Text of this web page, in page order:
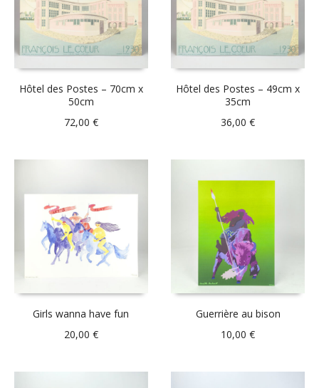
Hôtel des Postes – 70cm x
50cm
72,00 €
Hôtel des Postes – 49cm x
35cm
36,00€
Girls wanna have fun
20,00 €
Guerrière au bison
10,00€